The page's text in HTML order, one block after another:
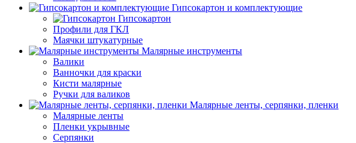
Гипсокартон и комплектующие
Гипсокартон
Профили для ГКЛ
Маячки штукатурные
Малярные инструменты
Валики
Ванночки для краски
Кисти малярные
Ручки для валиков
Малярные ленты, серпянки, пленки
Малярные ленты
Пленки укрывные
Серпянки